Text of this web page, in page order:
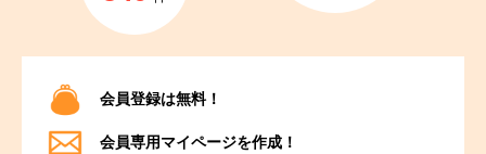
会員登録は無料！
会員専用マイページを作成！